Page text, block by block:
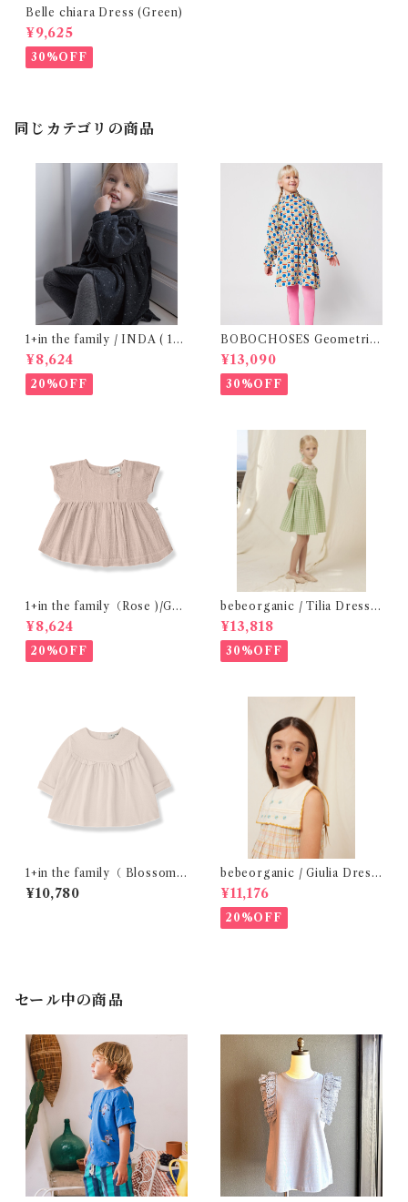
Belle chiara Dress (Green)
¥9,625
30%OFF
同じカテゴリの商品
1+in the family / INDA ( 12-
48m )
¥8,624
20%OFF
BOBOCHOSES Geometric
Scacs all over dress / 4-8Y
¥13,090
30%OFF
1+in the family（Rose )/GU
ALTA( 24-48m )
¥8,624
20%OFF
bebeorganic / Tilia Dress
Green Gingham (4-8y)
¥13,818
30%OFF
1+in the family（ Blossom
)/FINA( 12・24m )
¥10,780
bebeorganic / Giulia Dress
Lagoon Check (2-6y)
¥11,176
20%OFF
セール中の商品